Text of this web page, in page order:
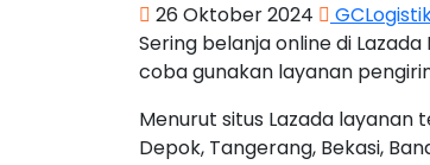
26 Oktober 2024
Sering belanja online di
coba gunakan layanan
Menurut situs Lazada
Depok, Tangerang, Bekasi,